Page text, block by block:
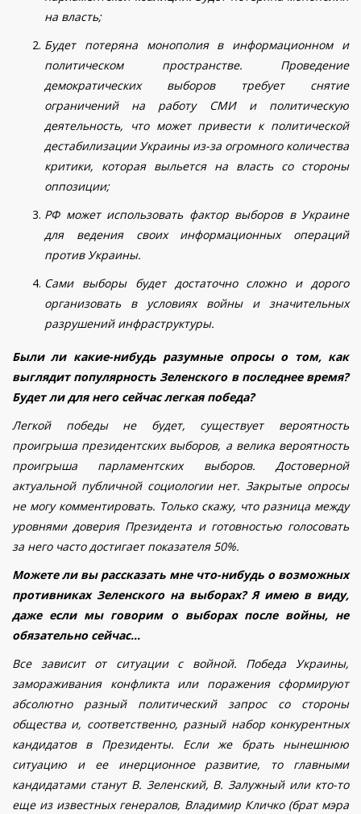
на власть;
Будет потеряна монополия в информационном и
политическом пространстве. Проведение
демократических выборов требует снятие
ограничений на работу СМИ и политическую
деятельность, что может привести к политической
дестабилизации Украины из-за огромного количества
критики, которая выльется на власть со стороны
оппозиции;
РФ может использовать фактор выборов в Украине
для ведения своих информационных операций
против Украины.
Сами выборы будет достаточно сложно и дорого
организовать в условиях войны и значительных
разрушений инфраструктуры.
Были ли какие-нибудь разумные опросы о том, как
выглядит популярность Зеленского в последнее время?
Будет ли для него сейчас легкая победа?
Легкой победы не будет, существует вероятность
проигрыша президентских выборов, а велика вероятность
проигрыша парламентских выборов. Достоверной
актуальной публичной социологии нет. Закрытые опросы
не могу комментировать. Только скажу, что разница между
уровнями доверия Президента и готовностью голосовать
за него часто достигает показателя 50%.
Можете ли вы рассказать мне что-нибудь о возможных
противниках Зеленского на выборах? Я имею в виду,
даже если мы говорим о выборах после войны, не
обязательно сейчас...
Все зависит от ситуации с войной. Победа Украины,
замораживания конфликта или поражения сформируют
абсолютно разный политический запрос со стороны
общества и, соответственно, разный набор конкурентных
кандидатов в Президенты. Если же брать нынешнюю
ситуацию и ее инерционное развитие, то главными
кандидатами станут В. Зеленский, В. Залужный или кто-то
еще из известных генералов, Владимир Кличко (брат мэра